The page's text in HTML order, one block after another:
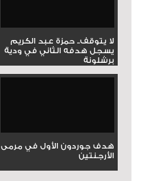
لا يتوقف.. حمزة عبد الكريم
يسجل هدفه الثاني في ودية
برشلونة
هدف جوردون الأول في مرمى
الأرجنتين